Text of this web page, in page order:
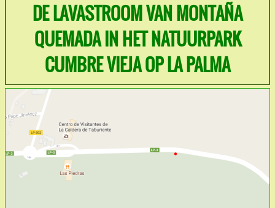
DE LAVASTROOM VAN MONTAÑA
QUEMADA IN HET NATUURPARK
CUMBRE VIEJA OP LA PALMA